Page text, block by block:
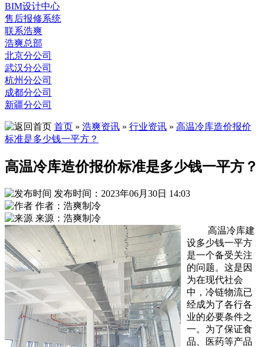
BIM设计中心
售后报修系统
联系浩爽
浩爽总部
北京分公司
武汉分公司
杭州分公司
成都分公司
新疆分公司
首页 » 浩爽资讯 » 行业资讯 » 高温冷库造价报价
标准是多少钱一平方？
高温冷库造价报价标准是多少钱一平方？
发布时间：2023年06月30日 14:03
作者：浩爽制冷
来源：浩爽制冷
高温冷库建
设多少钱一平方
是一个备受关注
的问题。这是因
为在现代社会
中，冷链物流已
经成为了各行各
业的必要条件之
一。为了保证食
品、医药等产品